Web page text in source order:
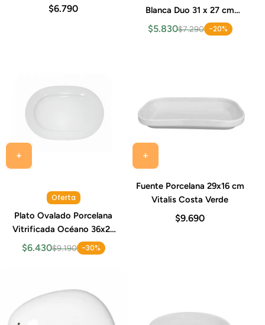
$6.790
Blanca Duo 31 x 27 cm
Costa Verde
$5.830$7.290 -20%
Oferta
Plato Ovalado Porcelana
Vitrificada Océano 36x26
cm Costa Verde
$6.430$9.190 -30%
Fuente Porcelana 29x16 cm
Vitalis Costa Verde
$9.690